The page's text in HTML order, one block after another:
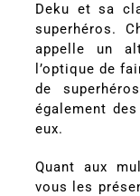
Deku et sa
superhéros.
appelle un
l’optique de
de
également
eux.
Quant aux
vous les